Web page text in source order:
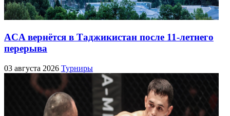
ACA вернётся в Таджикистан после 11-летнего
перерыва
03 августа 2026 Турниры